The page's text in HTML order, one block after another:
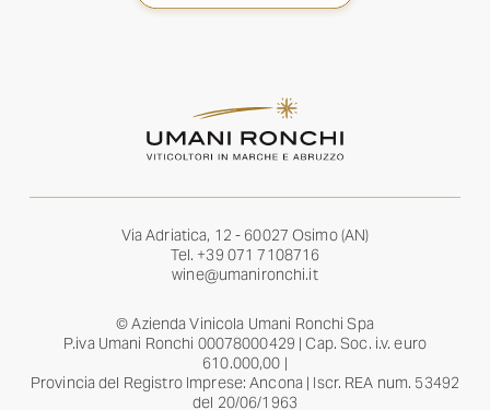
Via Adriatica, 12 - 60027 Osimo (AN)
Tel. +39 071 7108716
wine@umanironchi.it
© Azienda Vinicola Umani Ronchi Spa
P.iva Umani Ronchi 00078000429 | Cap. Soc. i.v. euro
610.000,00 |
Provincia del Registro Imprese: Ancona | Iscr. REA num. 53492
del 20/06/1963